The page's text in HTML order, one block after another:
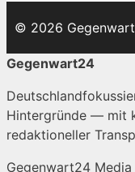
© 2026
Gegenwart24
Hintergründe — mit
redaktioneller
Gegenwart24 Media